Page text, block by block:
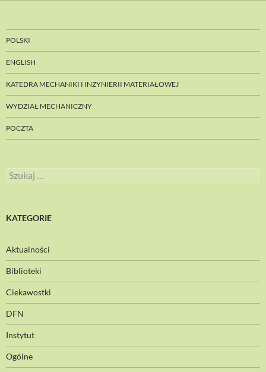
POLSKI
ENGLISH
KATEDRA MECHANIKI I INŻYNIERII MATERIAŁOWEJ
WYDZIAŁ MECHANICZNY
POCZTA
Szukaj:
KATEGORIE
Aktualności
Biblioteki
Ciekawostki
DFN
Instytut
Ogólne